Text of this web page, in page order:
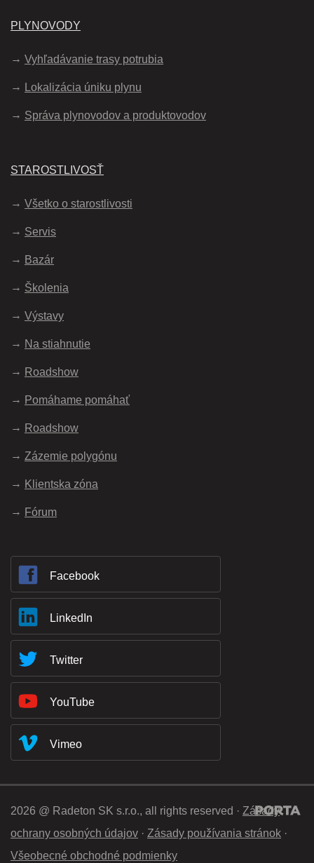
PLYNOVODY
Vyhľadávanie trasy potrubia
Lokalizácia úniku plynu
Správa plynovodov a produktovodov
STAROSTLIVOSŤ
Všetko o starostlivosti
Servis
Bazár
Školenia
Výstavy
Na stiahnutie
Roadshow
Pomáhame pomáhať
Roadshow
Zázemie polygónu
Klientska zóna
Fórum
Facebook
LinkedIn
Twitter
YouTube
Vimeo
2026 @ Radeton SK s.r.o., all rights reserved · Zásady
ochrany osobných údajov · Zásady používania stránok ·
Všeobecné obchodné podmienky